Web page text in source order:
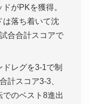
がPKを獲得。
は落ち着いて沈
合合計スコアで
レグを3-1で制
計スコア3-3、
のベスト8進出